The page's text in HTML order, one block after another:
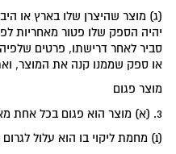
(ג) מוצר שהיצרן שלו בארץ או
יהיה הספק שלו פטור מאחריות
סביר לאחר דרישתו, פרטים
או ספק שממנו קנה את המוצר,
מוצר פגום
3. (א) מוצר הוא פגום בכל אחת מאלה:
(1) מחמת ליקוי בו הוא עלול לגרום נזק גוף;